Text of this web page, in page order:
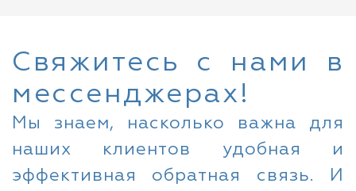
Свяжитесь с нами в
мессенджерах!
Мы знаем, насколько важна для
наших клиентов удобная и
эффективная обратная связь. И